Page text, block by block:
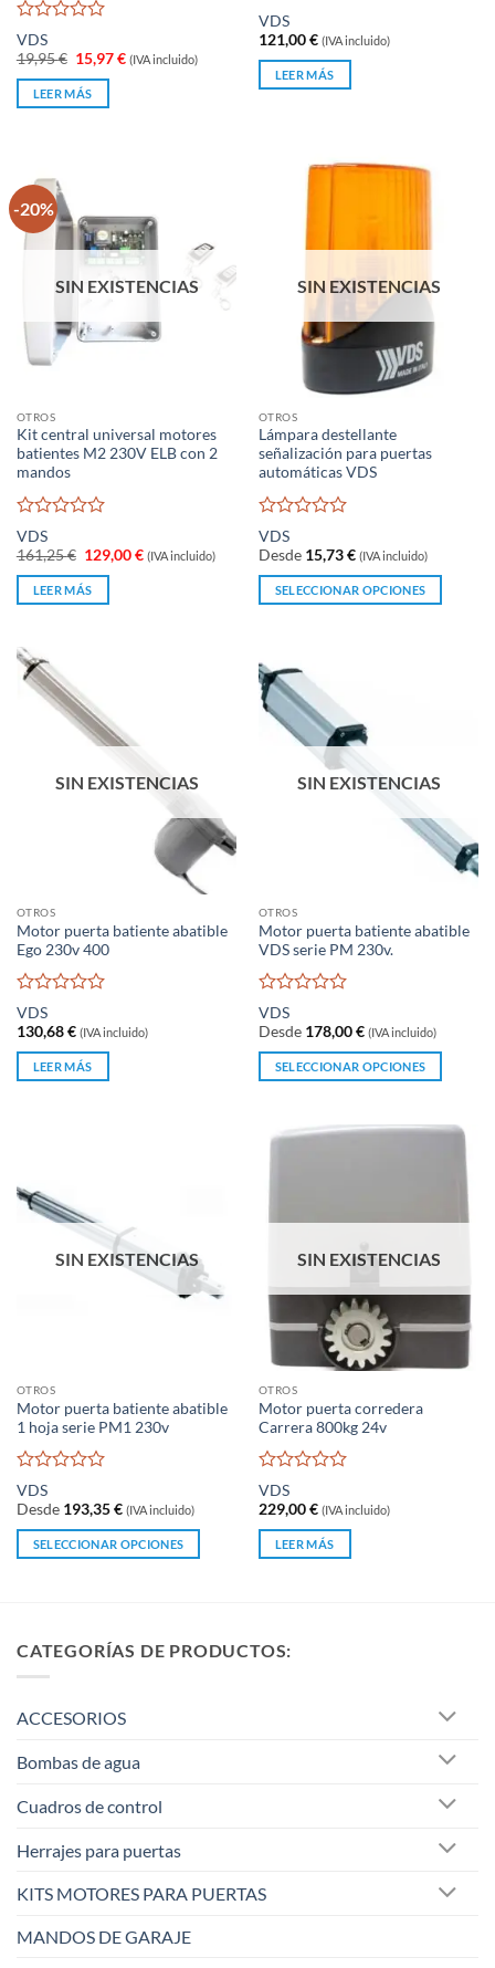
Valorado
con
0
5
VDS
19,95€ El
precio
original
era:
15,97€El
precio
(IVA incluido)
LEER MÁS
Valorado
con
0
5
VDS
121,00€ (IVA incluido)
LEER MÁS
-20%
SIN EXISTENCIAS
OTROS
Kit central universal motores
batientes M2 230V ELB con 2
mandos
Valorado
con
0
5
VDS
161,25€ El
precio
original
era:
129,00€El
precio
(IVA incluido)
LEER MÁS
SIN EXISTENCIAS
OTROS
Lámpara destellante
señalización para puertas
automáticas VDS
Valorado
con
0
5
VDS
Desde 15,73€ (IVA incluido)
SELECCIONAR OPCIONES
tiene
múltiples
variantes.
opciones
de
producto
SIN EXISTENCIAS
OTROS
Motor puerta batiente abatible
Ego 230v 400
Valorado
con
0
5
VDS
130,68€ (IVA incluido)
LEER MÁS
SIN EXISTENCIAS
OTROS
Motor puerta batiente abatible
VDS serie PM 230v.
Valorado
con
0
5
VDS
Desde 178,00€ (IVA incluido)
SELECCIONAR OPCIONES
tiene
elegir
en
página
de
producto
SIN EXISTENCIAS
OTROS
Motor puerta batiente abatible
1 hoja serie PM1 230v
Valorado
con
0
5
VDS
Desde 193,35€ (IVA incluido)
SELECCIONAR OPCIONES
variantes.
pueden
en
página
producto
SIN EXISTENCIAS
OTROS
Motor puerta corredera
Carrera 800kg 24v
Valorado
con
0
5
VDS
229,00€ (IVA incluido)
LEER MÁS
CATEGORÍAS DE PRODUCTOS:
ACCESORIOS
Bombas de agua
Cuadros de control
Herrajes para puertas
KITS MOTORES PARA PUERTAS
MANDOS DE GARAJE